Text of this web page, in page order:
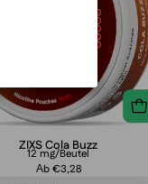
ZIXS Cola Buzz
12 mg/Beutel
Аb €3,28